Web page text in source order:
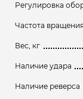
Регулировка
Частота
Вес, кг
Наличие удара
Наличие реверса